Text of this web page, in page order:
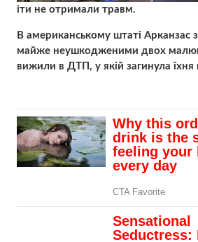
іти не отримали травм.
В американському штаті Арканзас
майже неушкодженими двох
вижили в ДТП, у якій загинула їхня